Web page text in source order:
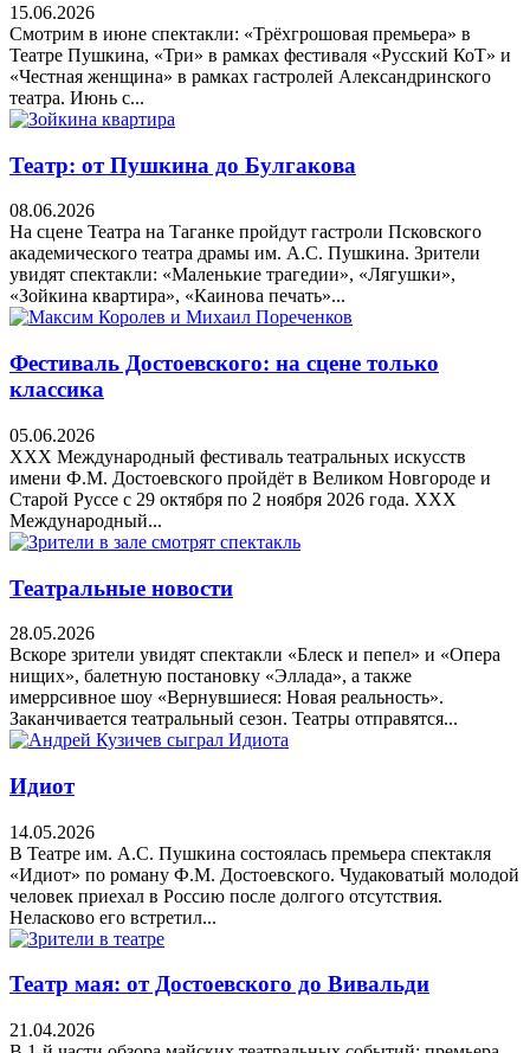
15.06.2026
Смотрим в июне спектакли: «Трёхгрошовая премьера» в
Театре Пушкина, «Три» в рамках фестиваля «Русский КоТ» и
«Честная женщина» в рамках гастролей Александринского
театра. Июнь с...
Театр: от Пушкина до Булгакова
08.06.2026
На сцене Театра на Таганке пройдут гастроли Псковского
академического театра драмы им. А.С. Пушкина. Зрители
увидят спектакли: «Маленькие трагедии», «Лягушки»,
«Зойкина квартира», «Каинова печать»...
Фестиваль Достоевского: на сцене только
классика
05.06.2026
XXX Международный фестиваль театральных искусств
имени Ф.М. Достоевского пройдёт в Великом Новгороде и
Старой Руссе с 29 октября по 2 ноября 2026 года. XXX
Международный...
Театральные новости
28.05.2026
Вскоре зрители увидят спектакли «Блеск и пепел» и «Опера
нищих», балетную постановку «Эллада», а также
имеррсивное шоу «Вернувшиеся: Новая реальность».
Заканчивается театральный сезон. Театры отправятся...
Идиот
14.05.2026
В Театре им. А.С. Пушкина состоялась премьера спектакля
«Идиот» по роману Ф.М. Достоевского. Чудаковатый молодой
человек приехал в Россию после долгого отсутствия.
Неласково его встретил...
Театр мая: от Достоевского до Вивальди
21.04.2026